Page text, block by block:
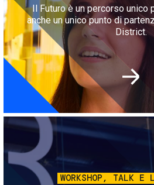
Il Futuro è un percorso unico
anche un unico punto di
District.
WORKSHOP, TALK E